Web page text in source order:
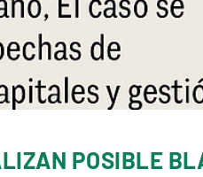
POSIBLE